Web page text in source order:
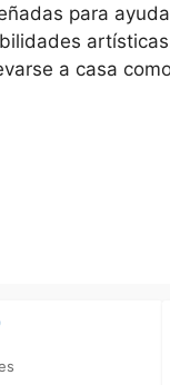
para
a casa